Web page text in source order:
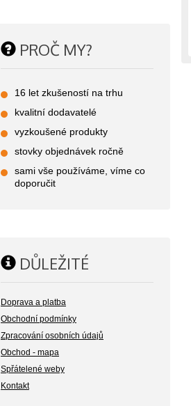
PROČ MY?
16 let zkušeností na trhu
kvalitní dodavatelé
vyzkoušené produkty
stovky objednávek ročně
sami vše používáme, víme co
doporučit
DŮLEŽITÉ
Doprava a platba
Obchodní podmínky
Zpracování osobních údajů
Obchod - mapa
Spřátelené weby
Kontakt